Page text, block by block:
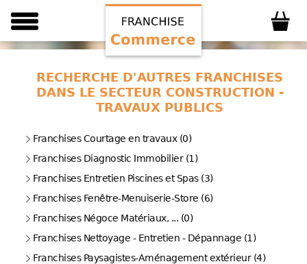
RECHERCHE D'AUTRES FRANCHISES
DANS LE SECTEUR CONSTRUCTION -
TRAVAUX PUBLICS
Franchises Courtage en travaux (0)
Franchises Diagnostic Immobilier (1)
Franchises Entretien Piscines et Spas (3)
Franchises Fenêtre-Menuiserie-Store (6)
Franchises Négoce Matériaux, ... (0)
Franchises Nettoyage - Entretien - Dépannage (1)
Franchises Paysagistes-Aménagement extérieur (4)